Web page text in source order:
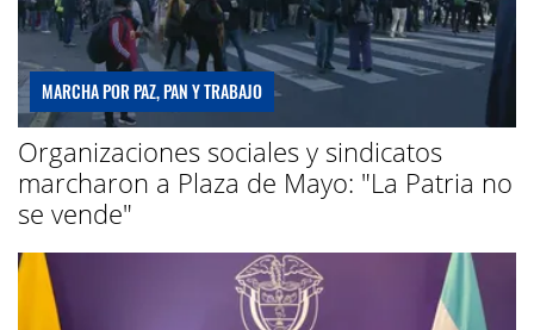
MARCHA POR PAZ, PAN Y TRABAJO
Organizaciones sociales y sindicatos
marcharon a Plaza de Mayo: "La Patria no
se vende"